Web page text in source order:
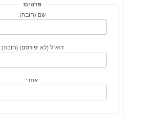
פרטים:
שם (חובה):
דוא"ל (לא יפורסם) (חובה):
אתר: